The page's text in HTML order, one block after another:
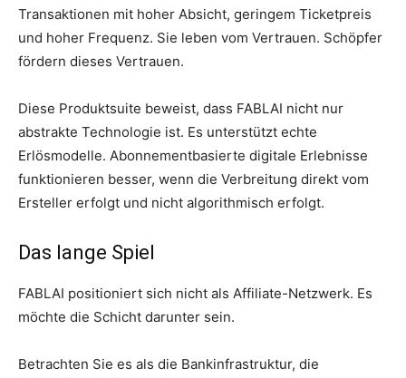
Transaktionen mit hoher Absicht, geringem Ticketpreis
und hoher Frequenz. Sie leben vom Vertrauen. Schöpfer
fördern dieses Vertrauen.
Diese Produktsuite beweist, dass FABLAI nicht nur
abstrakte Technologie ist. Es unterstützt echte
Erlösmodelle. Abonnementbasierte digitale Erlebnisse
funktionieren besser, wenn die Verbreitung direkt vom
Ersteller erfolgt und nicht algorithmisch erfolgt.
Das lange Spiel
FABLAI positioniert sich nicht als Affiliate-Netzwerk. Es
möchte die Schicht darunter sein.
Betrachten Sie es als die Bankinfrastruktur, die